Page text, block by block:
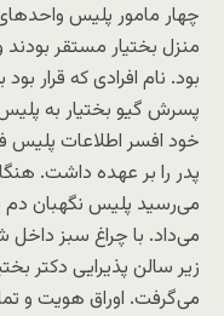
چهار مامور پلیس
منزل بختیار مستقر
بود. نام افرادی که قرار
پسرش گیو بختیار به
خود افسر اطلاعات پلیس
پدر را بر عهده داشت.
می‌رسید پلیس نگهبان دم
می‌داد. با چراغ سبز
زیر سالن پذیرایی دکتر
می‌گرفت. اوراق هویت و